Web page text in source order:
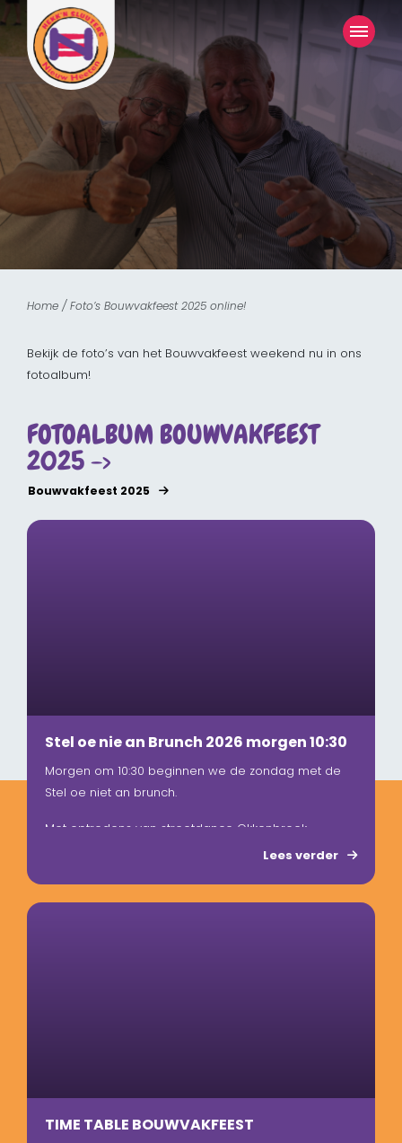
Home /Foto’s Bouwvakfeest 2025 online!
Bekijk de foto’s van het Bouwvakfeest weekend nu in ons
fotoalbum!
FOTOALBUM BOUWVAKFEEST
2025 ->
Bouwvakfeest 2025
Stel oe nie an Brunch 2026 morgen 10:30
Morgen om 10:30 beginnen we de zondag met de
Stel oe niet an brunch.
Met optredens van streetdance Okkenbroek.
volwassen €15,-
Lees verder
TIME TABLE BOUWVAKFEEST